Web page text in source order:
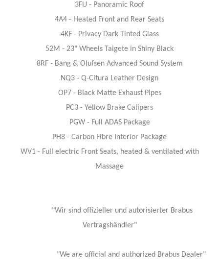
3FU - Panoramic Roof
4A4 - Heated Front and Rear Seats
4KF - Privacy Dark Tinted Glass
52M - 23" Wheels Taigete in Shiny Black
8RF - Bang & Olufsen Advanced Sound System
NQ3 - Q-Citura Leather Design
OP7 - Black Matte Exhaust Pipes
PC3 - Yellow Brake Calipers
PGW - Full ADAS Package
PH8 - Carbon Fibre Interior Package
WV1 - Full electric Front Seats, heated & ventilated with
Massage
"Wir sind offizieller und autorisierter Brabus
Vertragshändler"
"We are official and authorized Brabus Dealer"